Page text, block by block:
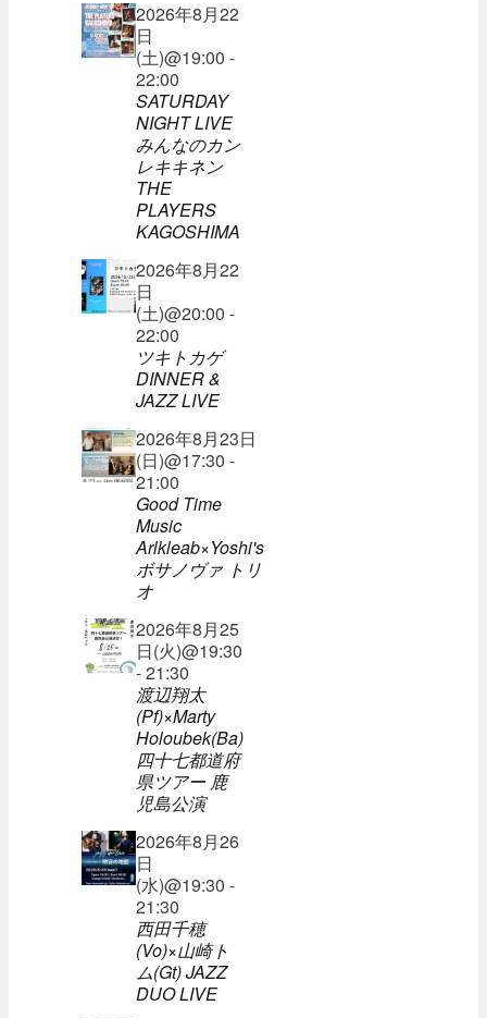
2026年8月22
日
(土)@19:00 -
22:00
SATURDAY
NIGHT LIVE
みんなのカン
レキキネン
THE
PLAYERS
KAGOSHIMA
2026年8月22
日
(土)@20:00 -
22:00
ツキトカゲ
DINNER &
JAZZ LIVE
2026年8月23日
(日)@17:30 -
21:00
Good Time
Music
Arlkleab×Yoshi's
ボサノヴァ トリ
オ
2026年8月25
日(火)@19:30
- 21:30
渡辺翔太
(Pf)×Marty
Holoubek(Ba)
四十七都道府
県ツアー 鹿
児島公演
2026年8月26
日
(水)@19:30 -
21:30
西田千穂
(Vo)×山崎ト
ム(Gt) JAZZ
DUO LIVE